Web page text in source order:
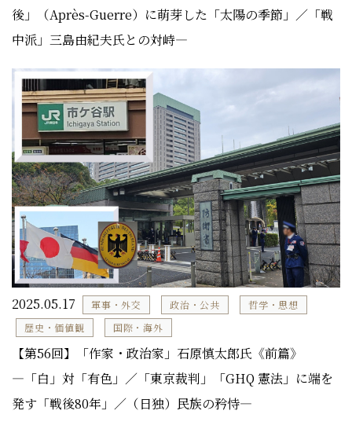
後」（Après-Guerre）に萌芽した「太陽の季節」／「戦
中派」三島由紀夫氏との対峙―
2025.05.17 軍事・外交 政治・公共
哲学・思想
歴史・価値観
国際・海外
【第56回】「作家・政治家」石原慎太郎氏《前篇》
―「白」対「有色」／「東京裁判」「GHQ 憲法」に端を
発す「戦後80年」／（日独）民族の矜恃―